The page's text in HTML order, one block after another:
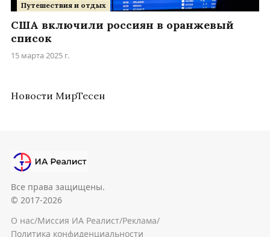
Путешествия и отдых
США включили россиян в оранжевый
список
15 марта 2025 г.
Новости МирТесен
Все права защищены.
© 2017-2026
О нас/Миссия ИА Реалист/Реклама/
Политика конфиденциальности